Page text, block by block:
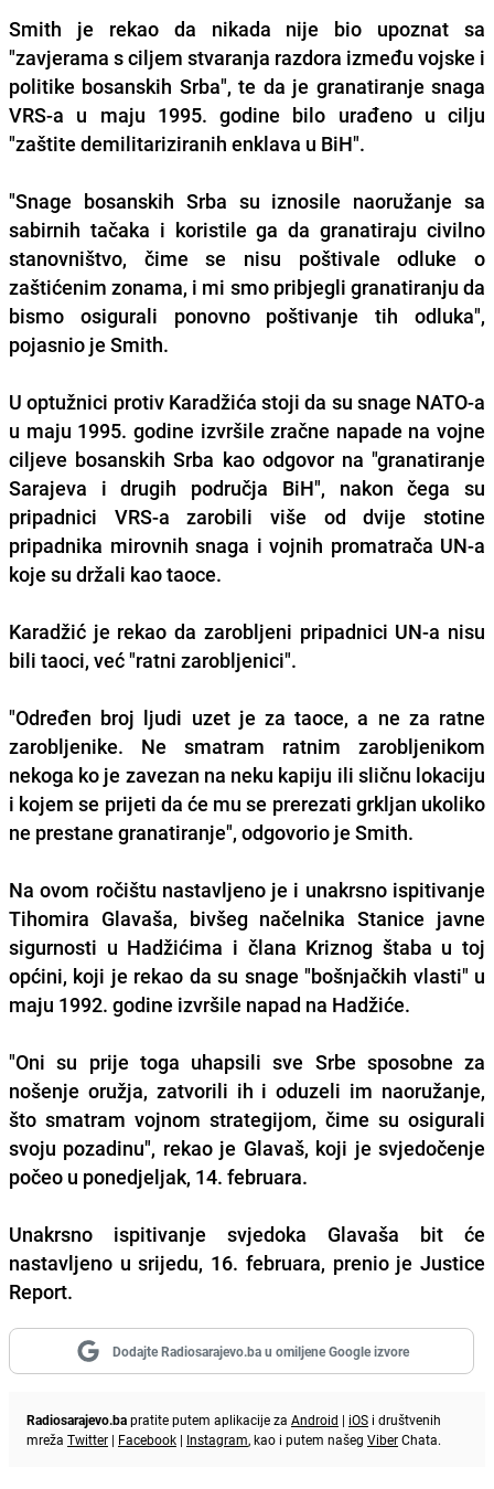
Smith je rekao da nikada nije bio upoznat sa
"zavjerama s ciljem stvaranja razdora između vojske i
politike bosanskih Srba", te da je granatiranje snaga
VRS-a u maju 1995. godine bilo urađeno u cilju
"zaštite demilitariziranih enklava u BiH".
"Snage bosanskih Srba su iznosile naoružanje sa
sabirnih tačaka i koristile ga da granatiraju civilno
stanovništvo, čime se nisu poštivale odluke o
zaštićenim zonama, i mi smo pribjegli granatiranju da
bismo osigurali ponovno poštivanje tih odluka",
pojasnio je Smith.
U optužnici protiv Karadžića stoji da su snage NATO-a
u maju 1995. godine izvršile zračne napade na vojne
ciljeve bosanskih Srba kao odgovor na "granatiranje
Sarajeva i drugih područja BiH", nakon čega su
pripadnici VRS-a zarobili više od dvije stotine
pripadnika mirovnih snaga i vojnih promatrača UN-a
koje su držali kao taoce.
Karadžić je rekao da zarobljeni pripadnici UN-a nisu
bili taoci, već "ratni zarobljenici".
"Određen broj ljudi uzet je za taoce, a ne za ratne
zarobljenike. Ne smatram ratnim zarobljenikom
nekoga ko je zavezan na neku kapiju ili sličnu lokaciju
i kojem se prijeti da će mu se prerezati grkljan ukoliko
ne prestane granatiranje", odgovorio je Smith.
Na ovom ročištu nastavljeno je i unakrsno ispitivanje
Tihomira Glavaša, bivšeg načelnika Stanice javne
sigurnosti u Hadžićima i člana Kriznog štaba u toj
općini, koji je rekao da su snage "bošnjačkih vlasti" u
maju 1992. godine izvršile napad na Hadžiće.
"Oni su prije toga uhapsili sve Srbe sposobne za
nošenje oružja, zatvorili ih i oduzeli im naoružanje,
što smatram vojnom strategijom, čime su osigurali
svoju pozadinu", rekao je Glavaš, koji je svjedočenje
počeo u ponedjeljak, 14. februara.
Unakrsno ispitivanje svjedoka Glavaša bit će
nastavljeno u srijedu, 16. februara, prenio je Justice
Report.
Dodajte Radiosarajevo.ba u omiljene Google izvore
Radiosarajevo.bapratite putem aplikacije za Android | iOS i društvenih
mreža Twitter | Facebook | Instagram, kao i putem našeg ViberChata.